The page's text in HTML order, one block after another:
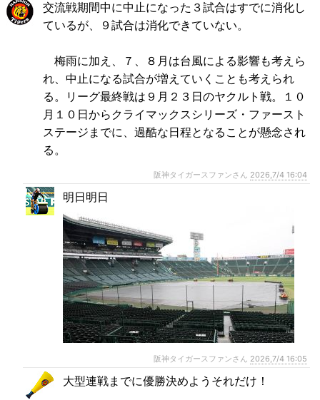
交流戦期間中に中止になった３試合はすでに消化し
ているが、９試合は消化できていない。
梅雨に加え、７、８月は台風による影響も考えら
れ、中止になる試合が増えていくことも考えられ
る。リーグ最終戦は９月２３日のヤクルト戦。１０
月１０日からクライマックスシリーズ・ファースト
ステージまでに、過酷な日程となることが懸念され
る。
阪神タイガースファンさん 2026,7/4 16:04
明日明日
阪神タイガースファンさん 2026,7/4 16:05
大型連戦までに優勝決めようそれだけ！